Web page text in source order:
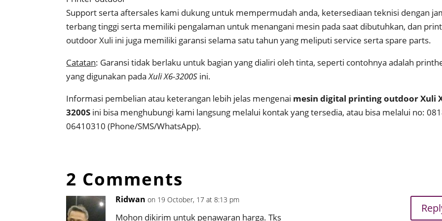
Support serta aftersales kami dukung untuk mempermudah anda, ketersediaan teknisi dengan
terbang tinggi serta memiliki pengalaman untuk menangani mesin pada saat dibutuhkan, dan
outdoor Xuli ini juga memiliki garansi selama satu tahun yang meliputi service serta spare parts.
Catatan: Garansi tidak berlaku untuk bagian yang dialiri oleh tinta, seperti contohnya adalah
yang digunakan padaXuli X6-3200S ini.
Informasi pembelian atau keterangan lebih jelas mengenai mesin digital printing outdoor Xuli
3200S ini bisa menghubungi kami langsung melalui kontak yang tersedia, atau bisa melalui no:
06410310 (Phone/SMS/WhatsApp).
2 Comments
Ridwan on 19 October, 17 at 8:13 pm
Mohon dikirim untuk penawaran harga. Tks